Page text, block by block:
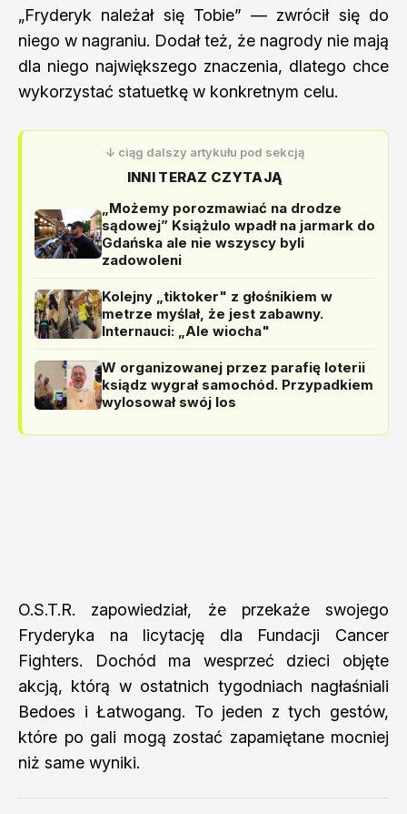
„Fryderyk należał się Tobie” — zwrócił się do
niego w nagraniu. Dodał też, że nagrody nie mają
dla niego największego znaczenia, dlatego chce
wykorzystać statuetkę w konkretnym celu.
↓ ciąg dalszy artykułu pod sekcją
INNI TERAZ CZYTAJĄ
„Możemy porozmawiać na drodze
sądowej” Książulo wpadł na jarmark do
Gdańska ale nie wszyscy byli
zadowoleni
Kolejny „tiktoker" z głośnikiem w
metrze myślał, że jest zabawny.
Internauci: „Ale wiocha"
W organizowanej przez parafię loterii
ksiądz wygrał samochód. Przypadkiem
wylosował swój los
O.S.T.R. zapowiedział, że przekaże swojego
Fryderyka na licytację dla Fundacji Cancer
Fighters. Dochód ma wesprzeć dzieci objęte
akcją, którą w ostatnich tygodniach nagłaśniali
Bedoes i Łatwogang. To jeden z tych gestów,
które po gali mogą zostać zapamiętane mocniej
niż same wyniki.